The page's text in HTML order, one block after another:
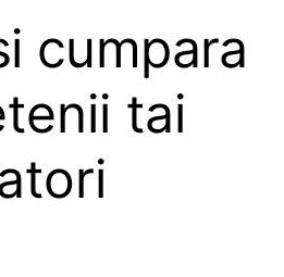
cumpara
tai